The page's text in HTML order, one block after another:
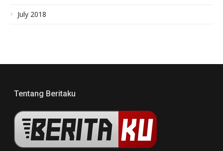
July 2018
Tentang Beritaku